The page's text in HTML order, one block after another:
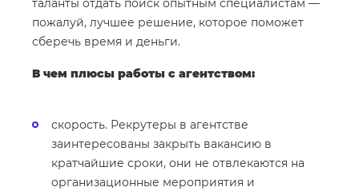
таланты отдать поиск опытным специалистам —
пожалуй, лучшее решение, которое поможет
сберечь время и деньги.
В чем плюсы работы с агентством:
скорость. Рекрутеры в агентстве
заинтересованы закрыть вакансию в
кратчайшие сроки, они не отвлекаются на
организационные мероприятия и